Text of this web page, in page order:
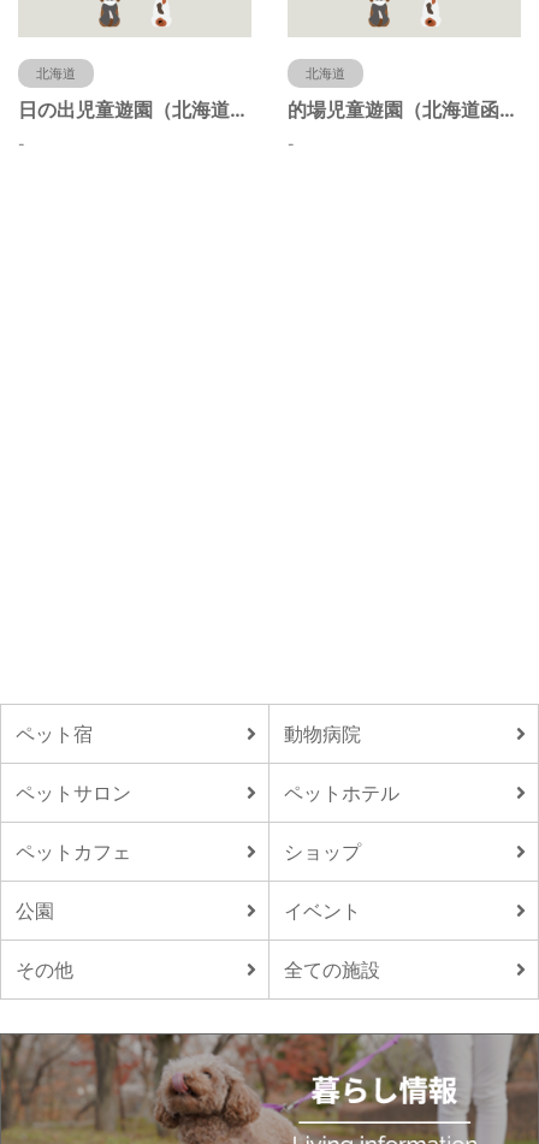
北海道
日の出児童遊園（北海道函館市）
-
北海道
的場児童遊園（北海道函館市）
-
ペット宿 動物病院
ペットサロン ペットホテル
ペットカフェ ショップ
公園 イベント
その他 全ての施設